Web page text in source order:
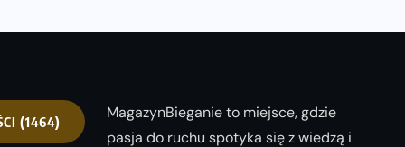
(1464)
MagazynBieganie to miejsce, gdzie
pasja do ruchu spotyka się z wiedzą i